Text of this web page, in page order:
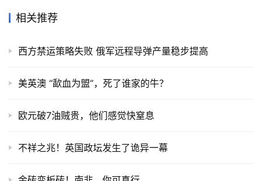
相关推荐
西方禁运策略失败 俄军远程导弹产量稳步提高
美英澳 “歃血为盟”，死了谁家的牛？
欧元破7油贼贵，他们感觉快窒息
不祥之兆！英国政坛发生了诡异一幕